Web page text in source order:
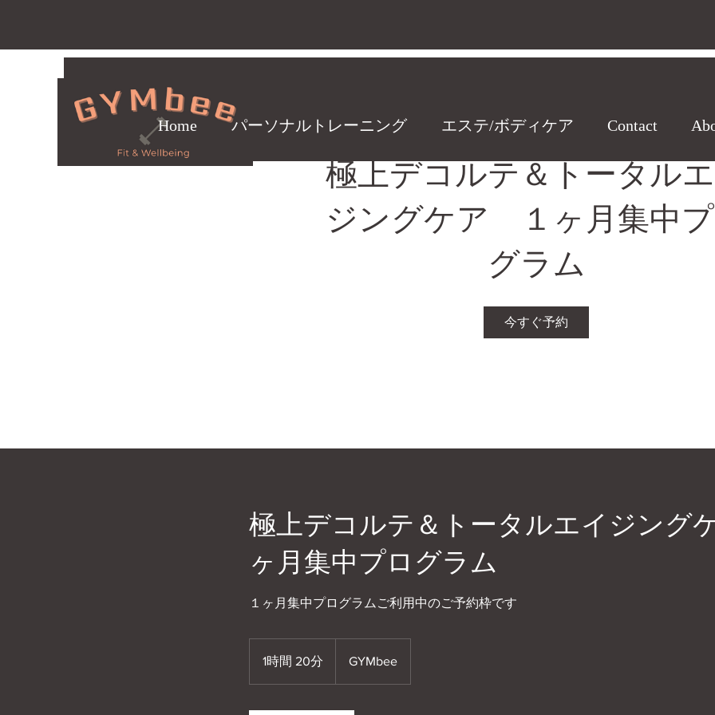
Home パーソナルトレーニング エステ/ボディケア Contact
極上デコルテ＆トータル
ジングケア １ヶ月集中
グラム
今すぐ予約
極上デコルテ＆トータルエイジン
ヶ月集中プログラム
１ヶ月集中プログラムご利用中のご予約枠です
1時間 20分 GYMbee